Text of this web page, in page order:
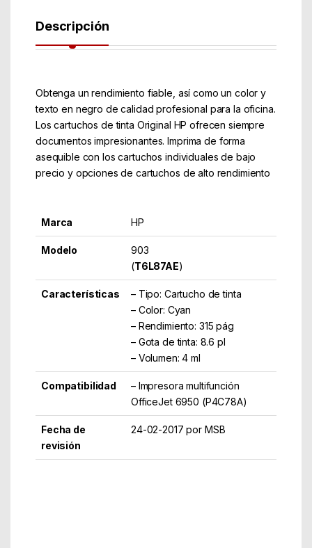
Descripción
Obtenga un rendimiento fiable, así como un color y
texto en negro de calidad profesional para la oficina.
Los cartuchos de tinta Original HP ofrecen siempre
documentos impresionantes. Imprima de forma
asequible con los cartuchos individuales de bajo
precio y opciones de cartuchos de alto rendimiento
Marca HP
Modelo
903
(T6L87AE)
Características
– Tipo: Cartucho de tinta
– Color: Cyan
– Rendimiento: 315 pág
– Gota de tinta: 8.6 pl
– Volumen: 4 ml
Compatibilidad
– Impresora multifunción
OfficeJet 6950 (P4C78A)
Fecha de
revisión
24-02-2017 por MSB